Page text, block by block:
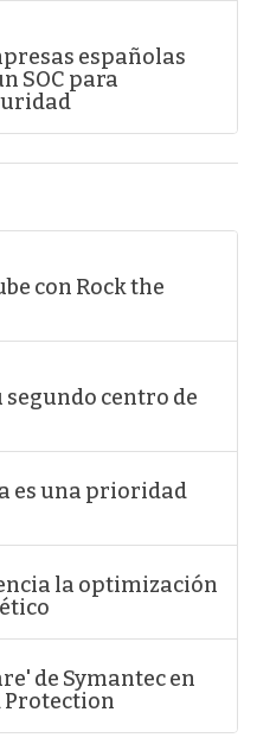
españolas
SOC para
con Rock the
centro de
es una prioridad
la optimización
de Symantec en
Protection